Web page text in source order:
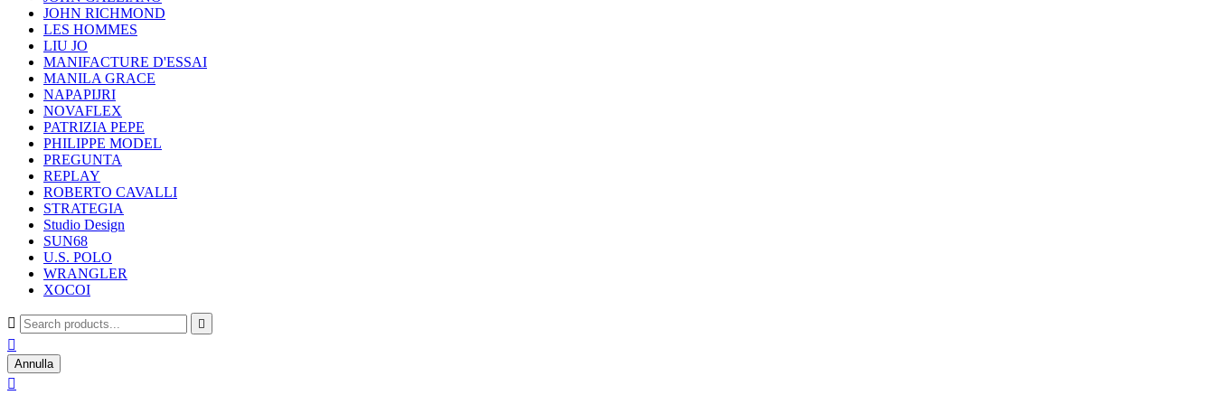
JOHN RICHMOND
LES HOMMES
LIU JO
MANIFACTURE D'ESSAI
MANILA GRACE
NAPAPIJRI
NOVAFLEX
PATRIZIA PEPE
PHILIPPE MODEL
PREGUNTA
REPLAY
ROBERTO CAVALLI
STRATEGIA
Studio Design
SUN68
U.S. POLO
WRANGLER
XOCOI
 

Annulla
